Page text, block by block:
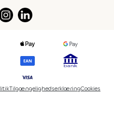
TilgængelighedserklæringCookies